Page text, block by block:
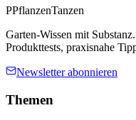
PPflanzenTanzen
Garten-Wissen mit
Produkttests, praxisnahe
Newsletter abonnieren
Themen